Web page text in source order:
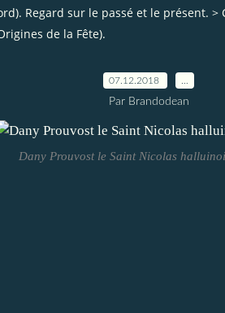
Regard sur le passé et le présent. >
de la Fête).
07.12.2018
Par Brandodean
Dany Prouvost le Saint Nicolas